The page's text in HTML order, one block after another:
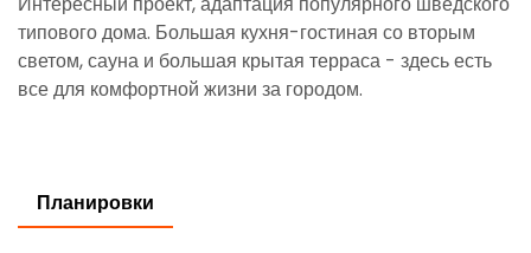
типового дома. Большая кухня-гостиная со вторым
светом, сауна и большая крытая терраса - здесь есть
все для комфортной жизни за городом.
Планировки